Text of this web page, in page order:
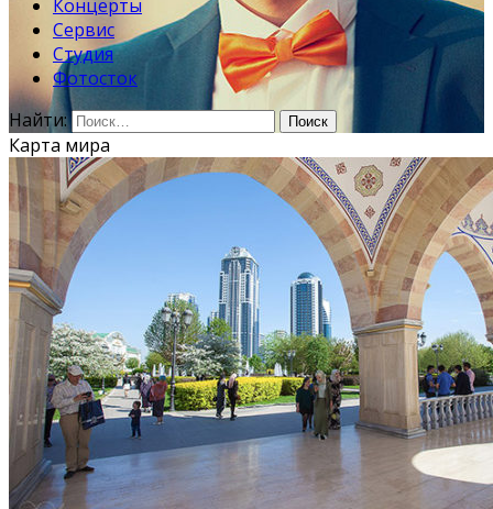
Концерты
Сервис
Студия
Фотосток
Найти:
Карта мира